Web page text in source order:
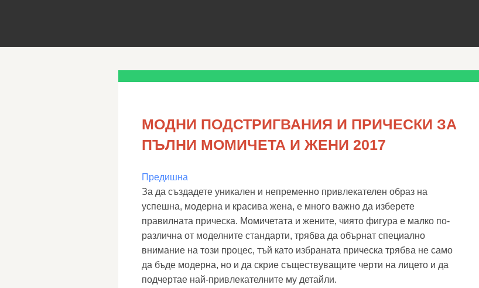
МОДНИ ПОДСТРИГВАНИЯ И ПРИЧЕСКИ ЗА
ПЪЛНИ МОМИЧЕТА И ЖЕНИ 2017
Предишна
За да създадете уникален и непременно привлекателен образ на
успешна, модерна и красива жена, е много важно да изберете
правилната прическа. Момичетата и жените, чиято фигура е малко по-
различна от моделните стандарти, трябва да обърнат специално
внимание на този процес, тъй като избраната прическа трябва не само
да бъде модерна, но и да скрие съществуващите черти на лицето и да
подчертае най-привлекателните му детайли.